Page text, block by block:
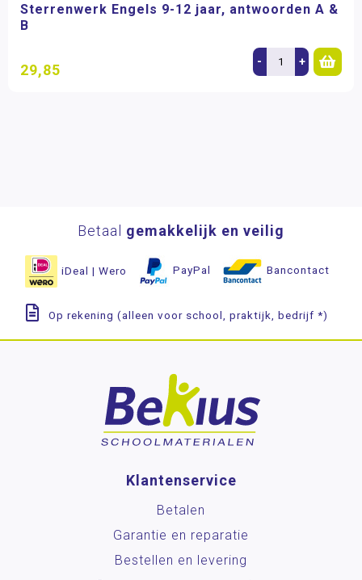
Sterrenwerk Engels 9-12 jaar, antwoorden A &
B
29,85 - +
Betaal gemakkelijk en veilig
iDeal | Wero PayPal Bancontact
Op rekening (alleen voor school, praktijk, bedrijf *)
Klantenservice
Betalen
Garantie en reparatie
Bestellen en levering